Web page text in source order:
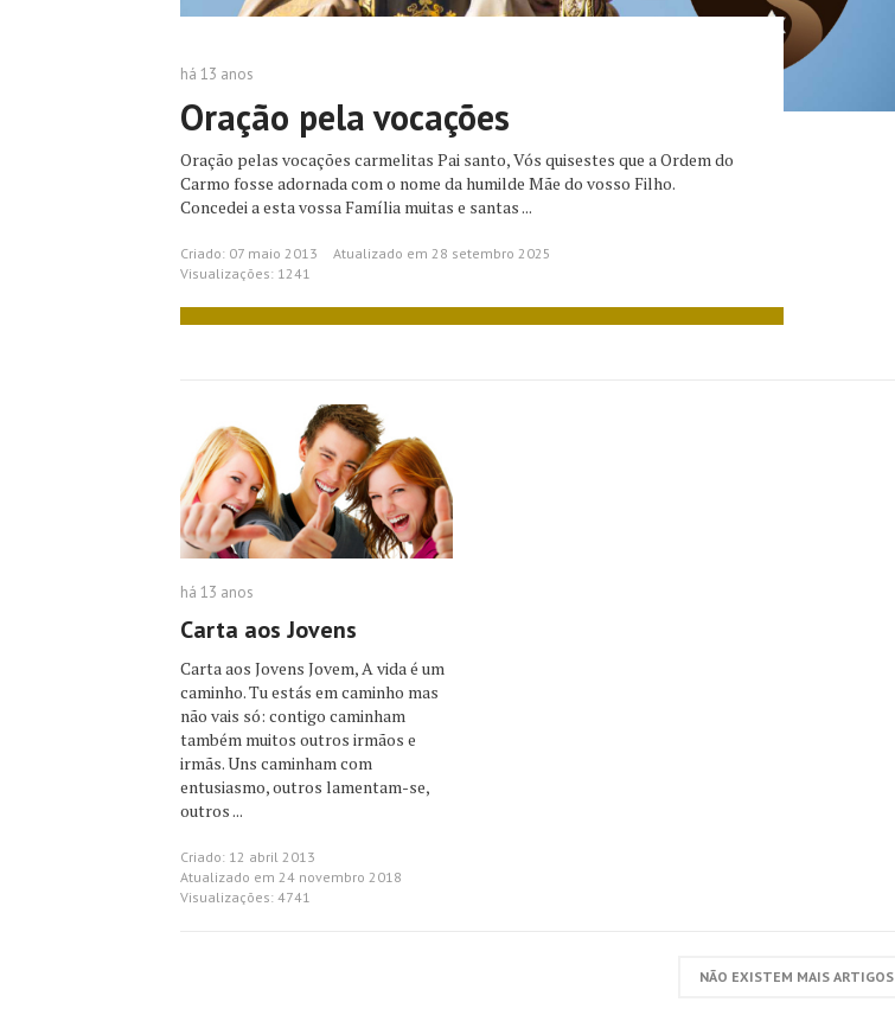
há 13 anos
Oração pela vocações
Oração pelas vocações carmelitas Pai santo, Vós quisestes que a Ordem do
Carmo fosse adornada com o nome da humilde Mãe do vosso Filho.
Concedei a esta vossa Família muitas e santas ...
Criado: 07 maio 2013
Atualizado em 28 setembro 2025
Visualizações: 1241
há 13 anos
Carta aos Jovens
Carta aos Jovens Jovem, A vida é um
caminho. Tu estás em caminho mas
não vais só: contigo caminham
também muitos outros irmãos e
irmãs. Uns caminham com
entusiasmo, outros lamentam-se,
outros ...
Criado: 12 abril 2013
Atualizado em 24 novembro 2018
Visualizações: 4741
NÃO EXISTEM MAIS ARTIGOS